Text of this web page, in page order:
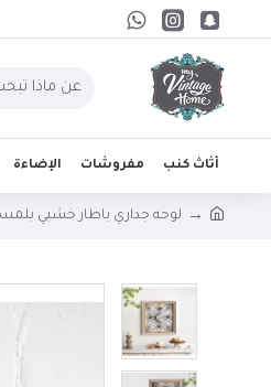
أثاث كنب مفروشات الإضاءة
لوحه جداري باطار خشبي